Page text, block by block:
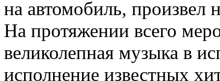
на автомобиль,
На протяжении всего
великолепная музыка в
исполнение известных